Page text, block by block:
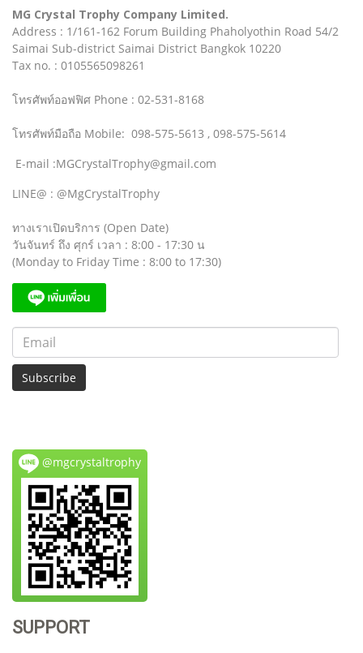
MG Crystal Trophy Company Limited.
Address : 1/161-162 Forum Building Phaholyothin Road 54/2
Saimai Sub-district Saimai District Bangkok 10220
Tax no. : 0105565098261
โทรศัพท์ออฟฟิศ Phone : 02-531-8168
โทรศัพท์มือถือ Mobile: 098-575-5613 , 098-575-5614
E-mail :MGCrystalTrophy@gmail.com
LINE@ : @MgCrystalTrophy
ทางเราเปิดบริการ (Open Date)
วันจันทร์ ถึง ศุกร์ เวลา : 8:00 - 17:30 น
(Monday to Friday Time : 8:00 to 17:30)
Subscribe
@mgcrystaltrophy
SUPPORT